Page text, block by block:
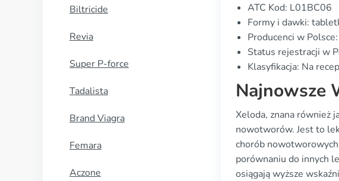
Biltricide
Revia
Super P-force
Tadalista
Brand Viagra
Femara
Aczone
ATC Kod: L01BC06
Formy i dawki:
Producenci w
Status rejestracji w
Klasyfikacja: Na
Najnowsze
Xeloda, znana również
nowotworów. Jest to
chorób
porównaniu do innych
osiągają wyższe